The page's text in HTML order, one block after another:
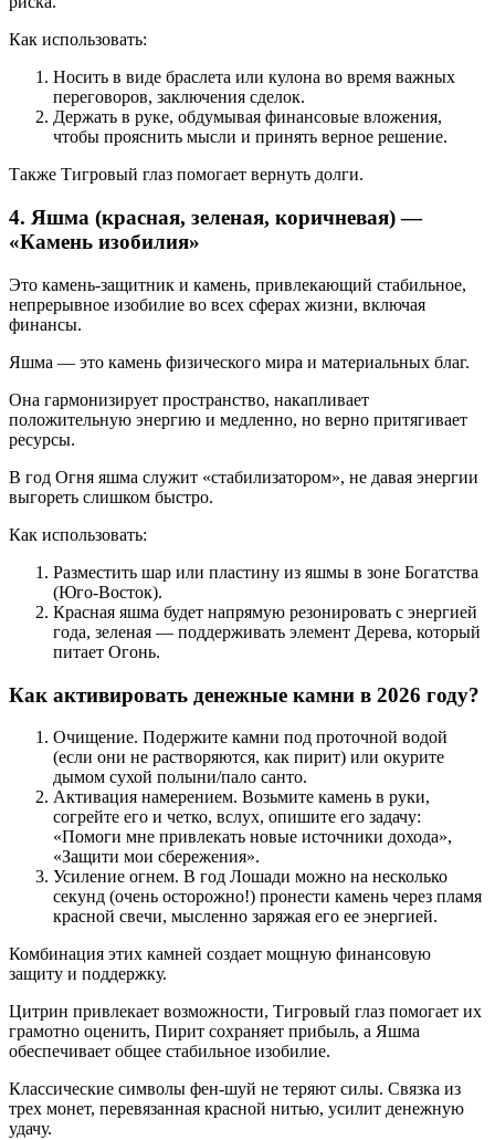
Как использовать:
Носить в виде браслета или кулона во время важных
переговоров, заключения сделок.
Держать в руке, обдумывая финансовые вложения,
чтобы прояснить мысли и принять верное решение.
Также Тигровый глаз помогает вернуть долги.
4. Яшма (красная, зеленая, коричневая) —
«Камень изобилия»
Это камень-защитник и камень, привлекающий стабильное,
непрерывное изобилие во всех сферах жизни, включая
финансы.
Яшма — это камень физического мира и материальных благ.
Она гармонизирует пространство, накапливает
положительную энергию и медленно, но верно притягивает
ресурсы.
В год Огня яшма служит «стабилизатором», не давая энергии
выгореть слишком быстро.
Как использовать:
Разместить шар или пластину из яшмы в зоне Богатства
(Юго-Восток).
Красная яшма будет напрямую резонировать с энергией
года, зеленая — поддерживать элемент Дерева, который
питает Огонь.
Как активировать денежные камни в 2026 году?
Очищение. Подержите камни под проточной водой
(если они не растворяются, как пирит) или окурите
дымом сухой полыни/пало санто.
Активация намерением. Возьмите камень в руки,
согрейте его и четко, вслух, опишите его задачу:
«Помоги мне привлекать новые источники дохода»,
«Защити мои сбережения».
Усиление огнем. В год Лошади можно на несколько
секунд (очень осторожно!) пронести камень через пламя
красной свечи, мысленно заряжая его ее энергией.
Комбинация этих камней создает мощную финансовую
защиту и поддержку.
Цитрин привлекает возможности, Тигровый глаз помогает их
грамотно оценить, Пирит сохраняет прибыль, а Яшма
обеспечивает общее стабильное изобилие.
Классические символы фен-шуй не теряют силы. Связка из
трех монет, перевязанная красной нитью, усилит денежную
удачу.